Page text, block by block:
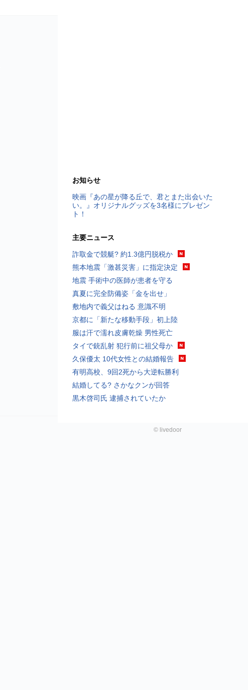
お知らせ
映画『あの星が降る丘で、君とまた出会いた
い。』オリジナルグッズを3名様にプレゼン
ト！
主要ニュース
詐取金で競艇? 約1.3億円脱税か
熊本地震「激甚災害」に指定決定
地震 手術中の医師が患者を守る
真夏に完全防備姿「金を出せ」
敷地内で義父はねる 意識不明
京都に「新たな移動手段」初上陸
服は汗で濡れ皮膚乾燥 男性死亡
タイで銃乱射 犯行前に祖父母か
久保優太 10代女性との結婚報告
有明高校、9回2死から大逆転勝利
結婚してる? さかなクンが回答
黒木啓司氏 逮捕されていたか
© livedoor